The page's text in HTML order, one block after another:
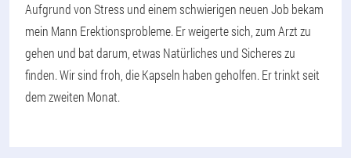
Aufgrund von Stress und einem schwierigen neuen Job bekam
mein Mann Erektionsprobleme. Er weigerte sich, zum Arzt zu
gehen und bat darum, etwas Natürliches und Sicheres zu
finden. Wir sind froh, die Kapseln haben geholfen. Er trinkt seit
dem zweiten Monat.